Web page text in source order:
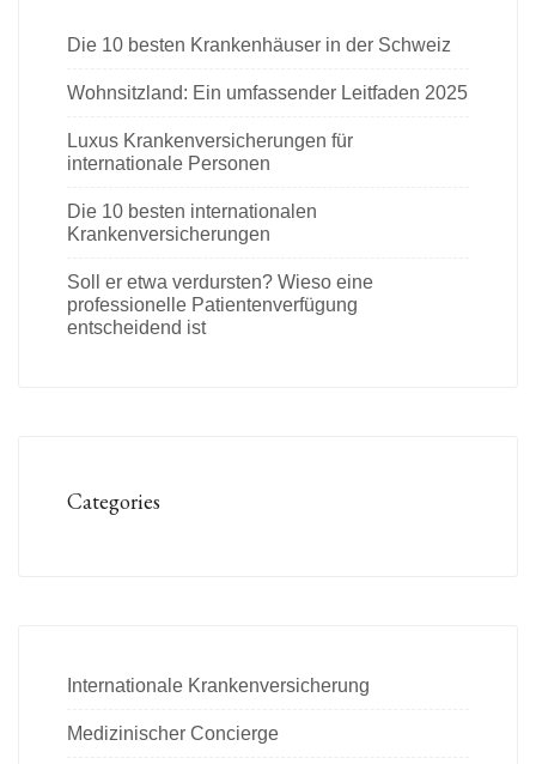
Die 10 besten Krankenhäuser in der Schweiz
Wohnsitzland: Ein umfassender Leitfaden 2025
Luxus Krankenversicherungen für
internationale Personen
Die 10 besten internationalen
Krankenversicherungen
Soll er etwa verdursten? Wieso eine
professionelle Patientenverfügung
entscheidend ist
Categories
Internationale Krankenversicherung
Medizinischer Concierge